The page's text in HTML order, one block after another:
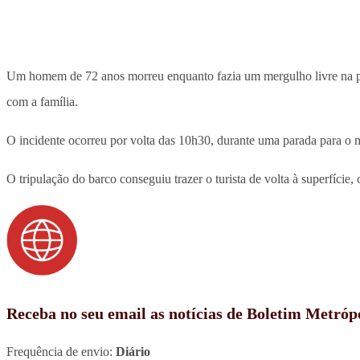
Um homem de 72 anos morreu enquanto fazia um mergulho livre na
com a família.
O incidente ocorreu por volta das 10h30, durante uma parada para
O tripulação do barco conseguiu trazer o turista de volta à superfície,
Receba no seu email as notícias de Boletim
Frequência de envio: Diário